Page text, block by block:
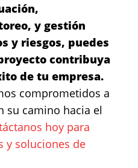
y gestión
y riesgos, puedes
contribuya
de tu empresa.
comprometidos a
su camino hacia el
hoy para
y soluciones de